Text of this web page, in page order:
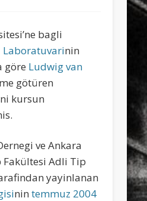
Turkey
World
mediterranean wave forecasts
bagli
Laboratuvarinin
göre Ludwig van
götüren
kursun
ve Ankara
Fakültesi Adli Tip
yayinlanan
nintemmuz 2004